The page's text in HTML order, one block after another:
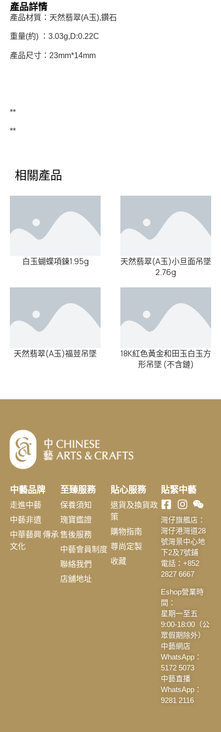
產品詳情
產品材質：天然翡翠(A玉),鑽石
重量(約) ：3.03g,D:0.22C
產品尺寸：23mm*14mm
**
**
相關產品
白玉蝴蝶項鍊1.95g
天然翡翠(A玉)小旦面吊墜
2.76g
天然翡翠(A玉)福荳吊墜
18K紅色黃金和田玉白玉方
形吊墜 (不含鏈)
中藝品牌
走進中藝
中藝非遺
中華藝興 傳承
文化
至臻服務
保養須知
瑰寶鑑證
售後服務
中藝會員制度
聯絡我們
店舖地址
貼心服務
退貨及換貨政
策
購物指南
尊尚定製
收藏
貼緊中藝
灣仔旗艦店：
灣仔港灣道28
號灣景中心地
下2及7號鋪
電話：+852
2827 6667
Eshop營業時
間：
星期一至五
9:00-18:00（公
眾假期除外）
中藝網店
WhatsApp：
5172 5073
中藝直播
WhatsApp：
9281 2116